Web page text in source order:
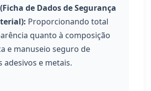
(Ficha de Dados de Segurança
Proporcionando total
quanto à composição
e manuseio seguro de
adesivos e metais.